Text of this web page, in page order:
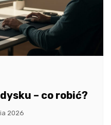
– co robić?
2026